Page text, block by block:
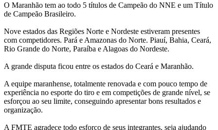
O Maranhão tem ao todo 5 títulos de Campeão do NNE e um Título
de Campeão Brasileiro.
Nove estados das Regiões Norte e Nordeste estiveram presentes
com competidores. Pará e Amazonas do Norte. Piauí, Bahia, Ceará,
Rio Grande do Norte, Paraíba e Alagoas do Nordeste.
A grande disputa ficou entre os estados do Ceará e Maranhão.
A equipe maranhense, totalmente renovada e com pouco tempo de
experiência no esporte do tiro e em competições de grande nível, se
esforçou ao seu limite, conseguindo apresentar bons resultados e
organização.
A FMTE agradece todo esforço de seus integrantes, seja ajudando